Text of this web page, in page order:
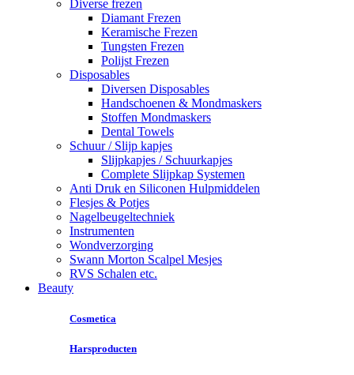
Diverse frezen
Diamant Frezen
Keramische Frezen
Tungsten Frezen
Polijst Frezen
Disposables
Diversen Disposables
Handschoenen & Mondmaskers
Stoffen Mondmaskers
Dental Towels
Schuur / Slijp kapjes
Slijpkapjes / Schuurkapjes
Complete Slijpkap Systemen
Anti Druk en Siliconen Hulpmiddelen
Flesjes & Potjes
Nagelbeugeltechniek
Instrumenten
Wondverzorging
Swann Morton Scalpel Mesjes
RVS Schalen etc.
Beauty
Cosmetica
Harsproducten